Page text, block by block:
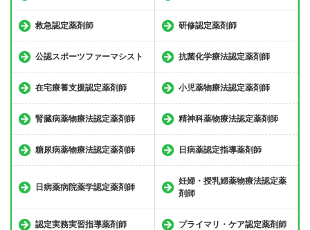
救急認定薬剤師 研修認定薬剤師
公認スポーツファーマシスト 抗菌化学療法認定薬剤師
在宅療養支援認定薬剤師 小児薬物療法認定薬剤師
腎臓病薬物療法認定薬剤師 精神科薬物療法認定薬剤師
糖尿病薬物療法認定薬剤師 日病薬認定指導薬剤師
日病薬病院薬学認定薬剤師
妊婦・授乳婦薬物療法認定薬
剤師
認定実務実習指導薬剤師 プライマリ・ケア認定薬剤師